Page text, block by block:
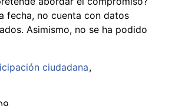
fecha, no cuenta con datos
Asimismo, no se ha podido
ciudadana